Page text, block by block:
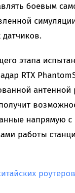
боевым
этапа
RTX
антенной
напрямую с
работы